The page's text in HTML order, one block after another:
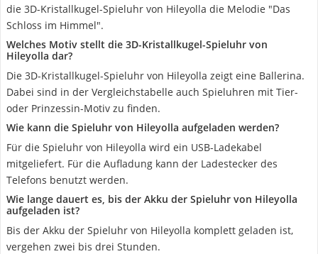
die 3D-Kristallkugel-Spieluhr von Hileyolla die Melodie "Das
Schloss im Himmel".
Welches Motiv stellt die 3D-Kristallkugel-Spieluhr von
Hileyolla dar?
Die 3D-Kristallkugel-Spieluhr von Hileyolla zeigt eine Ballerina.
Dabei sind in der Vergleichstabelle auch Spieluhren mit Tier-
oder Prinzessin-Motiv zu finden.
Wie kann die Spieluhr von Hileyolla aufgeladen werden?
Für die Spieluhr von Hileyolla wird ein USB-Ladekabel
mitgeliefert. Für die Aufladung kann der Ladestecker des
Telefons benutzt werden.
Wie lange dauert es, bis der Akku der Spieluhr von Hileyolla
aufgeladen ist?
Bis der Akku der Spieluhr von Hileyolla komplett geladen ist,
vergehen zwei bis drei Stunden.